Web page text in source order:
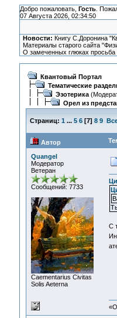
Добро пожаловать, Гость.
07 Августа 2026, 02:34:50
Новости: Книгу С.Доронина
Материалы старого сайта
О замеченных глюках просьба
Квантовый Портал
Тематические
Эзотерика
Орел из
Страниц: 1 ... 5 6[7] 8 9
Автор
Quangel
Модератор
Ветеран
Сообщений: 7733
Сaementarius Civitas
Solis Aeterna
C